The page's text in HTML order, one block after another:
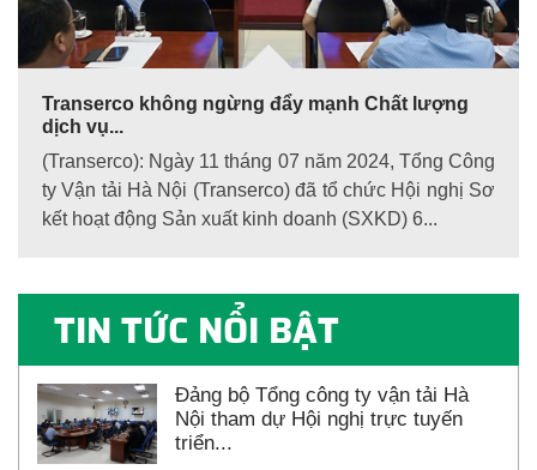
Transerco không ngừng đẩy mạnh Chất lượng
dịch vụ...
(Transerco): Ngày 11 tháng 07 năm 2024, Tổng Công
ty Vận tải Hà Nội (Transerco) đã tổ chức Hội nghị Sơ
kết hoạt động Sản xuất kinh doanh (SXKD) 6...
TIN TỨC NỔI BẬT
Đảng bộ Tổng công ty vận tải Hà
Nội tham dự Hội nghị trực tuyến
triển...